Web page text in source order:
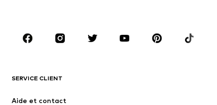
Accessoires
Premium
Nouveautés
SERVICE CLIENT
Aide et contact